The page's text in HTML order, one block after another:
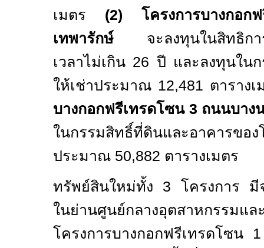
เมตร (2) โครงการบางกอ
เทพารักษ์ จะลงทุนในสิทธิการ
เวลาไม่เกิน 26 ปี และลงทุนใน
ให้เช่าประมาณ 12,481 ตาราง
บางกอกฟรีเทรดโซน 3 ถนนบาง
ในกรรมสิทธิ์ที่ดินและอาคารขอ
ประมาณ 50,882 ตารางเมตร
ทรัพย์สินใหม่ทั้ง 3 โครงการ มี
ในย่านศูนย์กลางอุตสาหกรรมแล
โครงการบางกอกฟรีเทรดโซน